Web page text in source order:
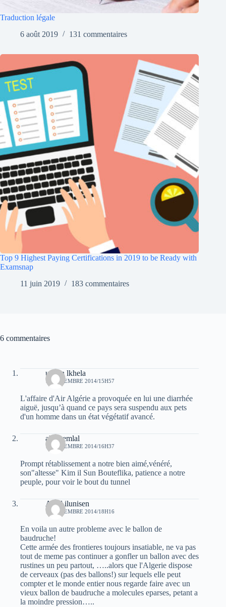
Traduction légale
6 août 2019
131 commentaires
Top 9 Highest Paying Certifications in 2019 to be Ready with
Examsnap
11 juin 2019
183 commentaires
6 commentaires
uchen lkhela
16 DÉCEMBRE 2014/15H57
L'affaire d'Air Algérie a provoquée en lui une diarrhée
aiguë, jusqu’à quand ce pays sera suspendu aux pets
d'un homme dans un état végétatif avancé.
ali chemlal
16 DÉCEMBRE 2014/16H37
Prompt rétablissement a notre bien aimé,vénéré,
son"altesse" Kim il Sun Bouteflika, patience a notre
peuple, pour voir le bout du tunnel
Aksil ilunisen
16 DÉCEMBRE 2014/18H16
En voila un autre probleme avec le ballon de
baudruche!
Cette armée des frontieres toujours insatiable, ne va pas
tout de meme pas continuer a gonfler un ballon avec des
rustines un peu partout, …..alors que l'Algerie dispose
de cerveaux (pas des ballons!) sur lequels elle peut
compter et le monde entier nous regarde faire avec un
vieux ballon de baudruche a molecules eparses, petant a
la moindre pression…..